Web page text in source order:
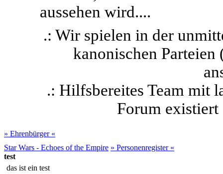
aussehen wird....
.: Wir spielen in der
kanonischen
.: Hilfsbereites Team mit
Forum existiert
» Ehrenbürger «
Star Wars - Echoes of the Empire » Personenregister «
test
das ist ein test